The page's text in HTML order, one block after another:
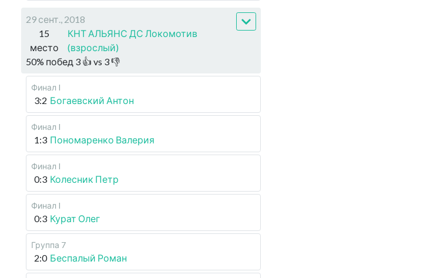
29 сент., 2018
15
место
КНТ АЛЬЯНС ДС Локомотив
(взрослый)
50% побед 3 👍 vs 3👎
Финал I
3:2 Богаевский Антон
Финал I
1:3 Пономаренко Валерия
Финал I
0:3 Колесник Петр
Финал I
0:3 Курат Олег
Группа 7
2:0 Беспалый Роман